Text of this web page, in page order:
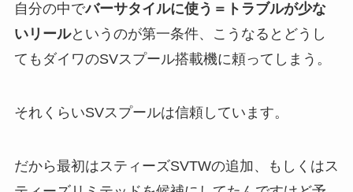
自分の中でバーサタイルに使う＝トラブルが少な
いリールというのが第一条件、こうなるとどうし
てもダイワのSVスプール搭載機に頼ってしまう。
それくらいSVスプールは信頼しています。
だから最初はスティーズSVTWの追加、もしくはス